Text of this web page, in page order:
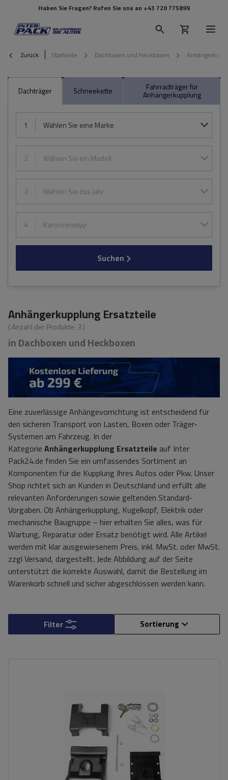
Haben Sie Fragen? Rufen Sie uns an +43 720 775899
Zurück Startseite Dachboxen und Heckboxen
Dachträger Schneekette Fahrradträger für
Anhängerkupplung
1 Wählen Sie eine Marke
2 Wählen Sie ein Modell
3 Wählen Sie das Jahr
4 Karosserietyp
Suchen
Anhängerkupplung Ersatzteile
( Anzahl der Produkte: 3 )
in Dachboxen und Heckboxen
Eine zuverlässige Anhängevorrichtung ist entscheidend für
den sicheren Transport von Lasten, Boxen oder Träger-
Systemen am Fahrzeug. In der
Kategorie Anhängerkupplung Ersatzteile auf Inter
Pack24.de finden Sie ein umfassendes Sortiment an
Komponenten für die Kupplung Ihres Autos oder Pkw. Unser
Shop richtet sich an Kunden in Deutschland und erfüllt alle
relevanten Anforderungen sowie geltenden Standard-
Vorgaben. Ob Anhängerkupplung, Kugelkopf, Elektrik oder
mechanische Baugruppe – hier erhalten Sie alles, was für
Wartung, Reparatur oder Ersatz benötigt wird. Alle Artikel
werden mit klar ausgewiesenem Preis, inkl. MwSt. oder MwSt.
zzgl Versand, dargestellt. Jede Abbildung auf der Seite
unterstützt die korrekte Auswahl, damit die Bestellung im
Warenkorb schnell und sicher abgeschlossen werden kann.
Sortierung
Filter